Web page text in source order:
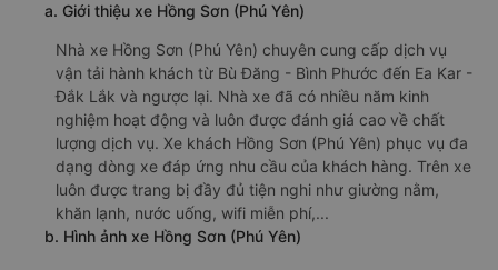
a. Giới thiệu xe Hồng Sơn (Phú Yên)
Nhà xe Hồng Sơn (Phú Yên) chuyên cung cấp dịch vụ
vận tải hành khách từ Bù Đăng - Bình Phước đến Ea Kar -
Đắk Lắk và ngược lại. Nhà xe đã có nhiều năm kinh
nghiệm hoạt động và luôn được đánh giá cao về chất
lượng dịch vụ. Xe khách Hồng Sơn (Phú Yên) phục vụ đa
dạng dòng xe đáp ứng nhu cầu của khách hàng. Trên xe
luôn được trang bị đầy đủ tiện nghi như giường nằm,
khăn lạnh, nước uống, wifi miễn phí,...
b. Hình ảnh xe Hồng Sơn (Phú Yên)